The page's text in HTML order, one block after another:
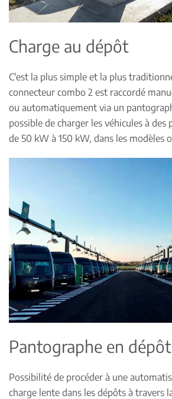
Charge au dépôt
C'est la plus simple et la plus
connecteur combo 2 est raccordé
ou automatiquement via un
possible de charger les véhicules à des
de 50 kW à 150 kW, dans les modèles
Pantographe en dépôt
Possibilité de procéder à une
charge lente dans les dépôts à travers